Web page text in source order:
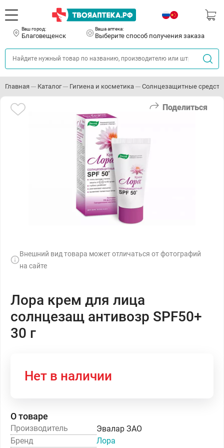
Ваш город:
Благовещенск
Ваша аптека:
Выберите способ получения заказа
Главная Каталог Гигиена и косметика Солнцезащитные
Поделиться
Внешний вид товара может отличаться от фотографий
на сайте
Лора крем для лица
солнцезащ антивозр SPF50+
30 г
Нет в наличии
О товаре
Производитель
Эвалар ЗАО
Бренд
Лора